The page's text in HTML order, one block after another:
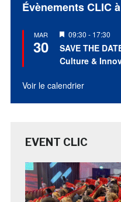
Évènements CLIC
MAR
30
Mis
en
avant
09:30 - 17:30
SAVE THE
Culture &
Voir le calendrier
EVENT CLIC